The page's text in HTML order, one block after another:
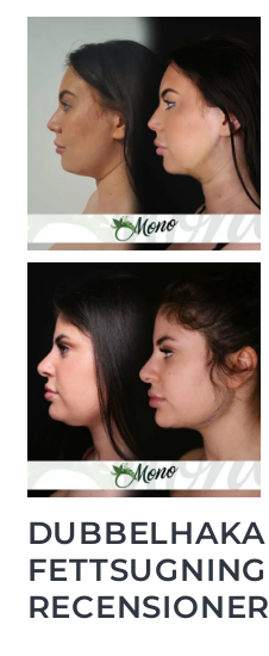
DUBBELHAKA
FETTSUGNING
RECENSIONER